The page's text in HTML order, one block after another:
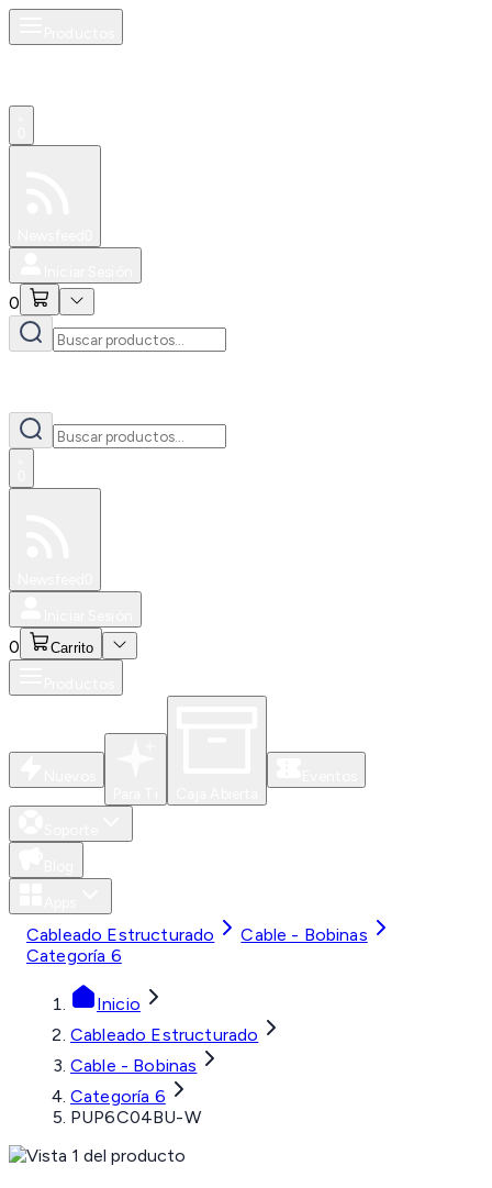
0
0 Carrito
Cableado Estructurado
Cable - Bobinas
Categoría 6
Inicio
Cableado Estructurado
Cable - Bobinas
Categoría 6
PUP6C04BU-W